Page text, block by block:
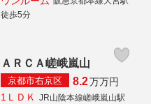
徒歩5分
ＡＲＣＡ嵯峨嵐山
京都市右京区 8.2万万円
1ＬＤＫ JR山陰本線嵯峨嵐山駅